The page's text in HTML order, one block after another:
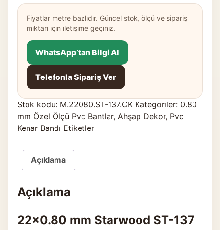
Fiyatlar metre bazlıdır. Güncel stok, ölçü ve sipariş
miktarı için iletişime geçiniz.
WhatsApp’tan Bilgi Al
Telefonla Sipariş Ver
Stok kodu: M.22080.ST-137.CK Kategoriler: 0.80
mm Özel Ölçü Pvc Bantlar, Ahşap Dekor, Pvc
Kenar Bandı Etiketler
Açıklama
Açıklama
22×0.80 mm Starwood ST-137